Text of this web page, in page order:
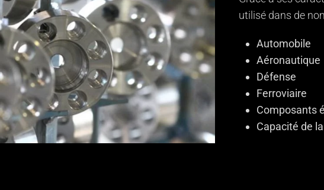
utilisé dans de
Automobile
Aéronautique
Défense
Ferroviaire
Composants
Capacité de